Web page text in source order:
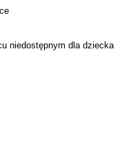
niedostępnym dla dziecka